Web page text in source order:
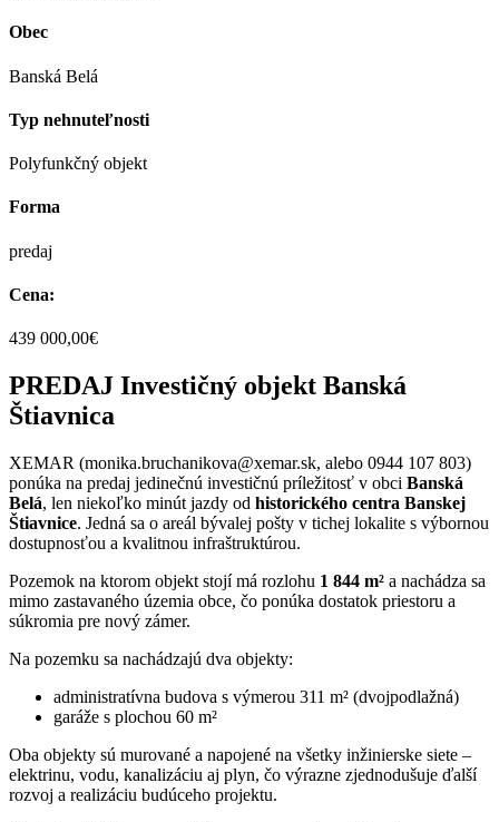
Obec
Banská Belá
Typ nehnuteľnosti
Polyfunkčný objekt
Forma
predaj
Cena:
439 000,00€
PREDAJ Investičný objekt Banská
Štiavnica
XEMAR (monika.bruchanikova@xemar.sk, alebo 0944 107 803)
ponúka na predaj jedinečnú investičnú príležitosť v obci Banská
Belá, len niekoľko minút jazdy od historického centra Banskej
Štiavnice. Jedná sa o areál bývalej pošty v tichej lokalite s výbornou
dostupnosťou a kvalitnou infraštruktúrou.
Pozemok na ktorom objekt stojí má rozlohu 1 844 m² a nachádza sa
mimo zastavaného územia obce, čo ponúka dostatok priestoru a
súkromia pre nový zámer.
Na pozemku sa nachádzajú dva objekty:
administratívna budova s výmerou 311 m² (dvojpodlažná)
garáže s plochou 60 m²
Oba objekty sú murované a napojené na všetky inžinierske siete –
elektrinu, vodu, kanalizáciu aj plyn, čo výrazne zjednodušuje ďalší
rozvoj a realizáciu budúceho projektu.